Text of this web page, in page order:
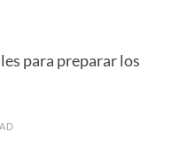
para preparar los